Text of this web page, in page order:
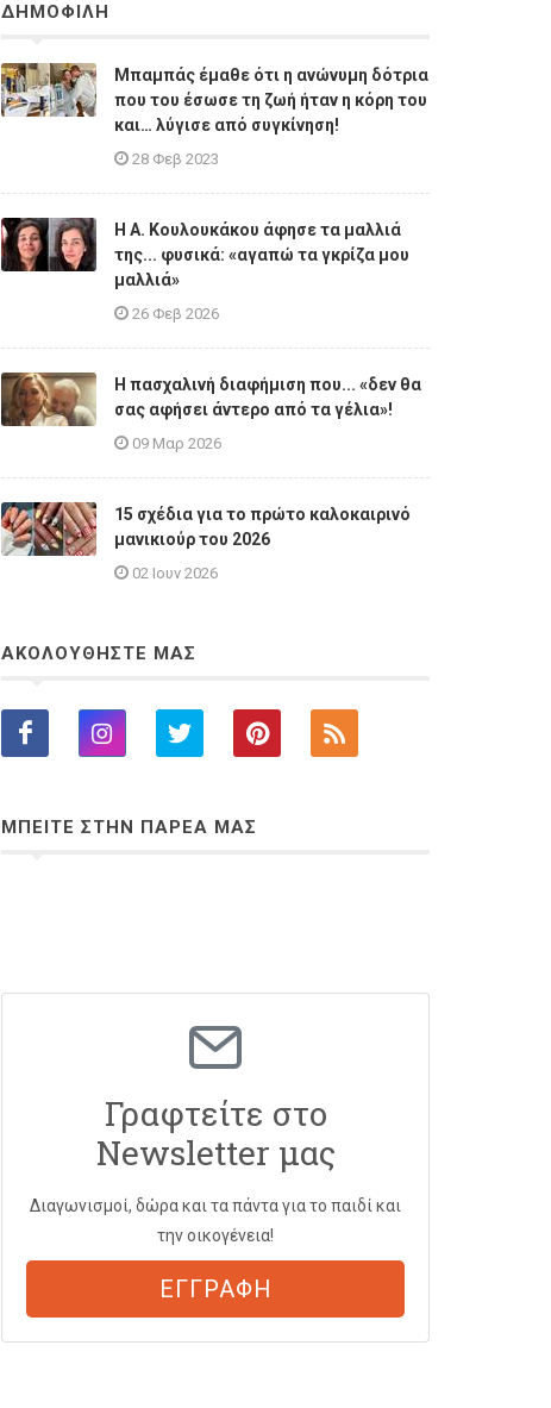
ΔΗΜΟΦΙΛΗ
Μπαμπάς έμαθε ότι η ανώνυμη δότρια
που του έσωσε τη ζωή ήταν η κόρη του
και… λύγισε από συγκίνηση!
28 Φεβ 2023
Η A. Κουλουκάκου άφησε τα μαλλιά
της... φυσικά: «αγαπώ τα γκρίζα μου
μαλλιά»
26 Φεβ 2026
Η πασχαλινή διαφήμιση που... «δεν θα
σας αφήσει άντερο από τα γέλια»!
09 Μαρ 2026
15 σχέδια για το πρώτο καλοκαιρινό
μανικιούρ του 2026
02 Ιουν 2026
ΑΚΟΛΟΥΘΗΣΤΕ ΜΑΣ
ΜΠΕΙΤΕ ΣΤΗΝ ΠΑΡΕΑ ΜΑΣ
Γραφτείτε στο
Newsletter μας
Διαγωνισμοί, δώρα και τα πάντα για το παιδί και
την οικογένεια!
ΕΓΓΡΑΦΗ